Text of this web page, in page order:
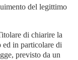
del legittimo
di chiarire la
ed in particolare di
previsto da un